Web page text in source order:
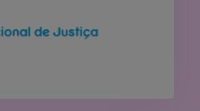
de Justiça